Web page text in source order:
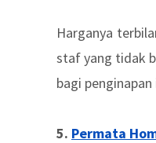
Harganya
staf yang tidak
bagi penginapan
5. Permata